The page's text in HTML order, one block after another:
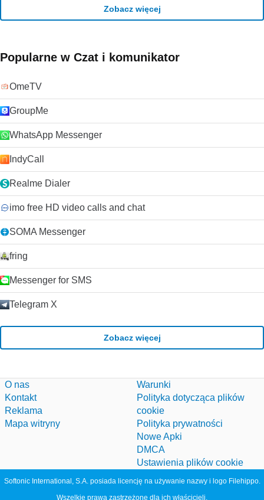
Zobacz więcej
Popularne w Czat i komunikator
OmeTV
GroupMe
WhatsApp Messenger
IndyCall
Realme Dialer
imo free HD video calls and chat
SOMA Messenger
fring
Messenger for SMS
Telegram X
Zobacz więcej
O nas
Kontakt
Reklama
Mapa witryny
Warunki
Polityka dotycząca plików
cookie
Polityka prywatności
Nowe Apki
DMCA
Ustawienia plików cookie
Softonic International, S.A. posiada licencję na używanie nazwy i logo Filehippo.
Wszelkie prawa zastrzeżone dla ich właścicieli.